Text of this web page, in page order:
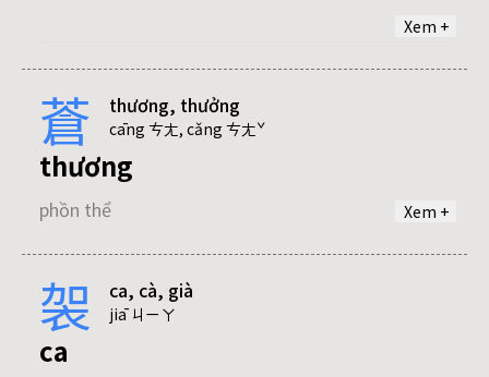
Xem +
gia
phồn & giản thể
già
蒼 thương, thưởng
cāng ㄘㄤ, cǎng ㄘㄤˇ
Xem +
thương
phồn thể
thưởng
phồn thể
袈 ca, cà, già
jiā ㄐㄧㄚ
ca